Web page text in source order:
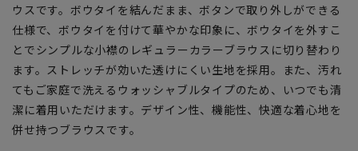
ウスです。ボウタイを結んだまま、ボタンで取り外しができる
仕様で、ボウタイを付けて華やかな印象に、ボウタイを外すこ
とでシンプルな小襟のレギュラーカラーブラウスに切り替わり
ます。ストレッチが効いた透けにくい生地を採用。また、汚れ
てもご家庭で洗えるウォッシャブルタイプのため、いつでも清
潔に着用いただけます。デザイン性、機能性、快適な着心地を
併せ持つブラウスです。